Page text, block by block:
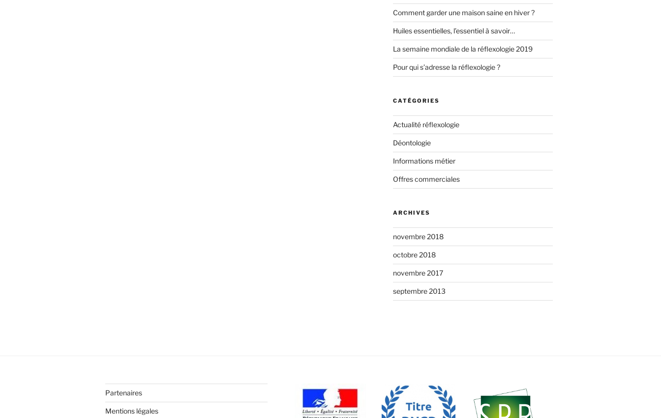
Comment garder une maison saine en hiver ?
Huiles essentielles, l’essentiel à savoir…
La semaine mondiale de la réflexologie 2019
Pour qui s’adresse la réflexologie ?
CATÉGORIES
Actualité réflexologie
Déontologie
Informations métier
Offres commerciales
ARCHIVES
novembre 2018
octobre 2018
novembre 2017
septembre 2013
Partenaires
Mentions légales